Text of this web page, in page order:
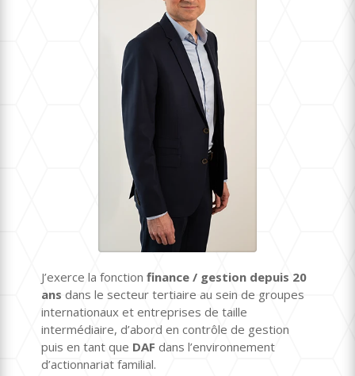
J’exerce la fonctionfinance / gestion depuis 20
ans dans le secteur tertiaire au sein de groupes
internationaux et entreprises de taille
intermédiaire, d’abord en contrôle de gestion
puis en tant que DAF dans l’environnement
d’actionnariat familial.